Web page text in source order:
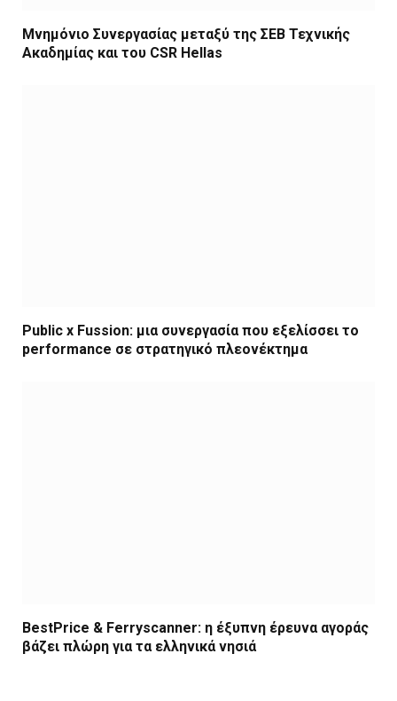
Μνημόνιο Συνεργασίας μεταξύ της ΣΕΒ Τεχνικής
Ακαδημίας και του CSR Hellas
Public x Fussion: μια συνεργασία που εξελίσσει το
performance σε στρατηγικό πλεονέκτημα
BestPrice & Ferryscanner: η έξυπνη έρευνα αγοράς
βάζει πλώρη για τα ελληνικά νησιά